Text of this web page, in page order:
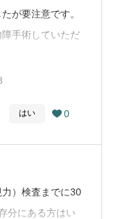
が要注意です。
手術していただ
目の痛みを訴え
て結局1年ほど
何か別の先生
を高松市の管原
はい  0
）検査までに30
分にある方はい